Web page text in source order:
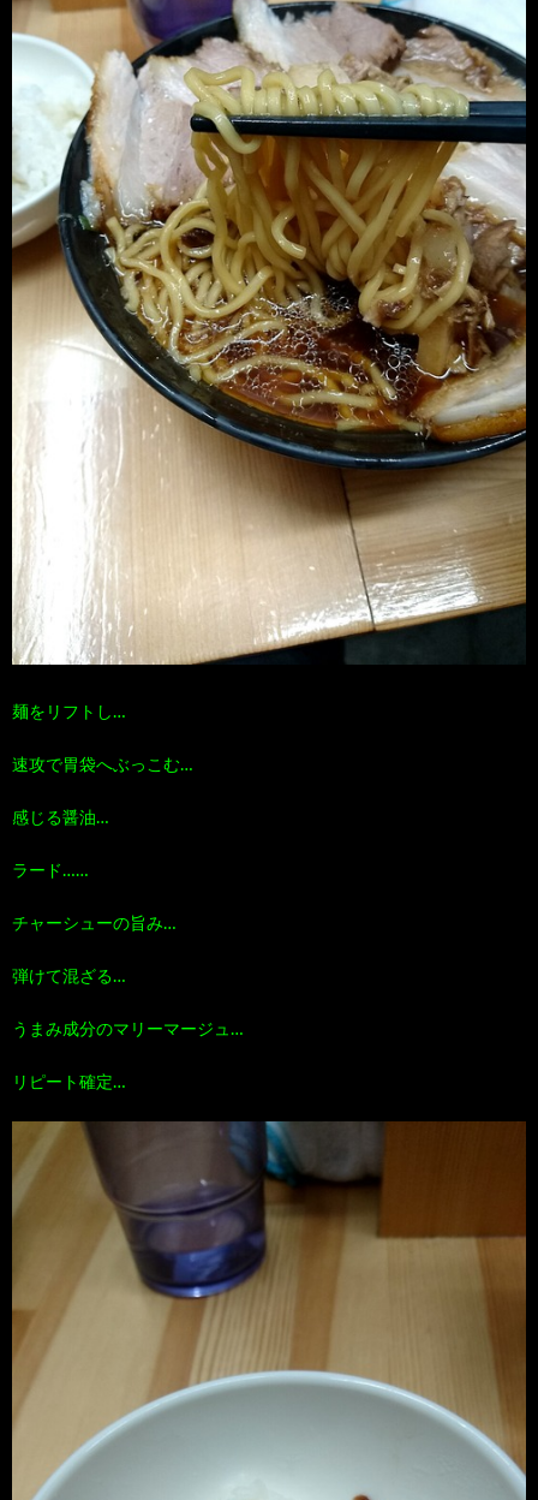
麺をリフトし…
速攻で胃袋へぶっこむ…
感じる醤油…
ラード……
チャーシューの旨み…
弾けて混ざる…
うまみ成分のマリーマージュ…
リピート確定…